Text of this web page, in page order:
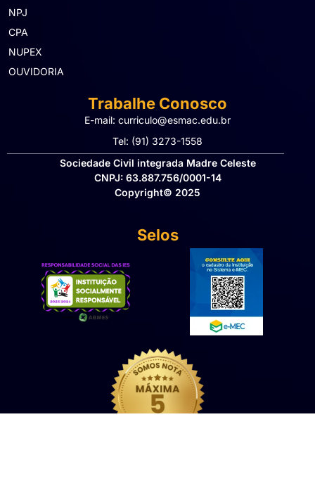
NPJ
CPA
NUPEX
OUVIDORIA
Trabalhe Conosco
E-mail: curriculo@esmac.edu.br
Tel: (91) 3273-1558​
Sociedade Civil integrada Madre Celeste
CNPJ: 63.887.756/0001-14
Copyright© 2025
Selos